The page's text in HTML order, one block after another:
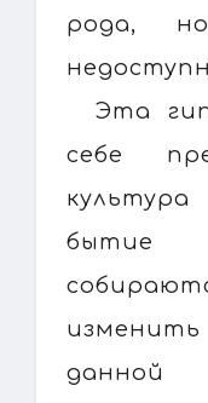
рода,
Эта
себе
бытие